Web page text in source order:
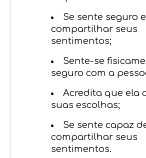
Se sente seguro
compartilhar seus
sentimentos;
Sente-se
seguro com a
Acredita que ela
suas escolhas;
Se sente capaz
compartilhar seus
sentimentos.